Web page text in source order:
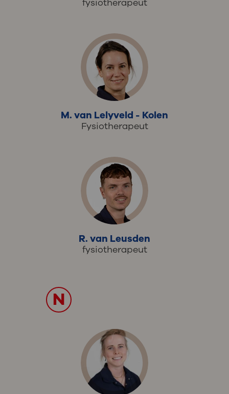
fysiotherapeut
M. van Lelyveld - Kolen
Fysiotherapeut
R. van Leusden
fysiotherapeut
N